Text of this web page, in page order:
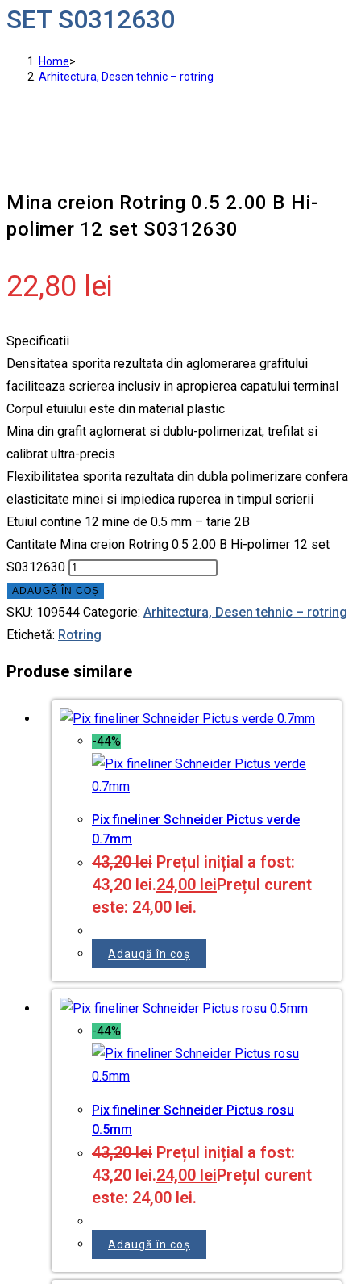
SET S0312630
Home>
Arhitectura, Desen tehnic – rotring
Mina creion Rotring 0.5 2.00 B Hi-
polimer 12 set S0312630
22,80 lei
Specificatii
Densitatea sporita rezultata din aglomerarea grafitului
faciliteaza scrierea inclusiv in apropierea capatului terminal
Corpul etuiului este din material plastic
Mina din grafit aglomerat si dublu-polimerizat, trefilat si
calibrat ultra-precis
Flexibilitatea sporita rezultata din dubla polimerizare confera
elasticitate minei si impiedica ruperea in timpul scrierii
Etuiul contine 12 mine de 0.5 mm – tarie 2B
Cantitate Mina creion Rotring 0.5 2.00 B Hi-polimer 12 set
S0312630
ADAUGĂ ÎN COȘ
SKU: 109544 Categorie: Arhitectura, Desen tehnic – rotring
Etichetă: Rotring
Produse similare
-44%
Pix fineliner Schneider Pictus verde
0.7mm
43,20lei Prețul inițial a fost:
43,20 lei.24,00 leiPrețul curent
este: 24,00 lei.
Adaugă în coș
-44%
Pix fineliner Schneider Pictus rosu
0.5mm
43,20lei Prețul inițial a fost:
43,20 lei.24,00 leiPrețul curent
este: 24,00 lei.
Adaugă în coș